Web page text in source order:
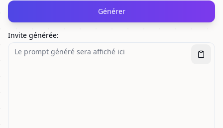
Générer
Invite générée: